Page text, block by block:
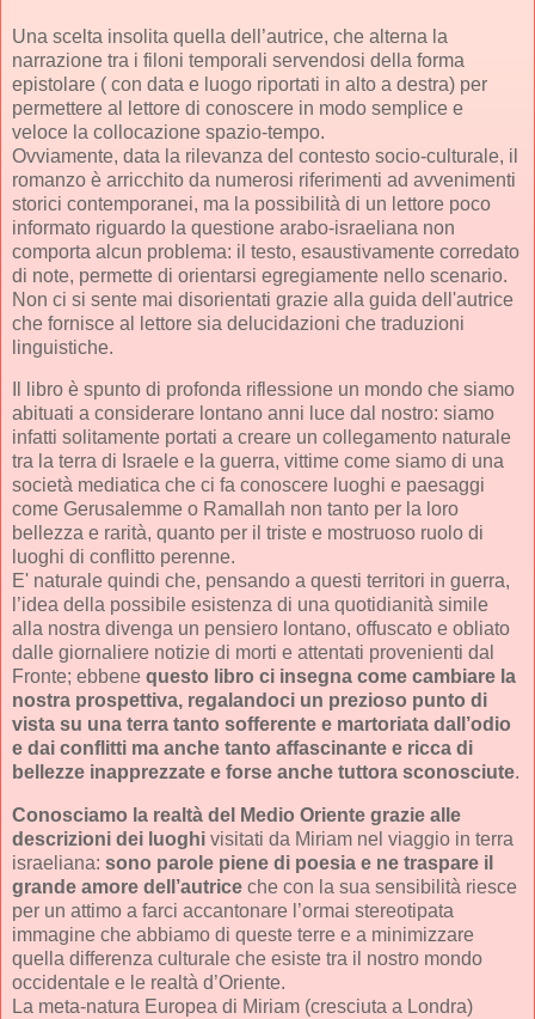
Una scelta insolita quella dell’autrice, che alterna la
narrazione tra i filoni temporali servendosi della forma
epistolare ( con data e luogo riportati in alto a destra) per
permettere al lettore di conoscere in modo semplice e
veloce la collocazione spazio-tempo.
Ovviamente, data la rilevanza del contesto socio-culturale, il
romanzo è arricchito da numerosi riferimenti ad avvenimenti
storici contemporanei, ma la possibilità di un lettore poco
informato riguardo la questione arabo-israeliana non
comporta alcun problema: il testo, esaustivamente corredato
di note, permette di orientarsi egregiamente nello scenario.
Non ci si sente mai disorientati grazie alla guida dell'autrice
che fornisce al lettore sia delucidazioni che traduzioni
linguistiche.
Il libro è spunto di profonda riflessione un mondo che siamo
abituati a considerare lontano anni luce dal nostro: siamo
infatti solitamente portati a creare un collegamento naturale
tra la terra di Israele e la guerra, vittime come siamo di una
società mediatica che ci fa conoscere luoghi e paesaggi
come Gerusalemme o Ramallah non tanto per la loro
bellezza e rarità, quanto per il triste e mostruoso ruolo di
luoghi di conflitto perenne.
E' naturale quindi che, pensando a questi territori in guerra,
l’idea della possibile esistenza di una quotidianità simile
alla nostra divenga un pensiero lontano, offuscato e obliato
dalle giornaliere notizie di morti e attentati provenienti dal
Fronte; ebbene questo libro ci insegna come cambiare la
nostra prospettiva, regalandoci un prezioso punto di
vista su una terra tanto sofferente e martoriata dall’odio
e dai conflitti ma anche tanto affascinante e ricca di
bellezze inapprezzate e forse anche tuttora sconosciute.
Conosciamo la realtà del Medio Oriente grazie alle
descrizioni dei luoghi visitati da Miriam nel viaggio in terra
israeliana: sono parole piene di poesia e ne traspare il
grande amore dell’autrice che con la sua sensibilità riesce
per un attimo a farci accantonare l’ormai stereotipata
immagine che abbiamo di queste terre e a minimizzare
quella differenza culturale che esiste tra il nostro mondo
occidentale e le realtà d’Oriente.
La meta-natura Europea di Miriam (cresciuta a Londra)